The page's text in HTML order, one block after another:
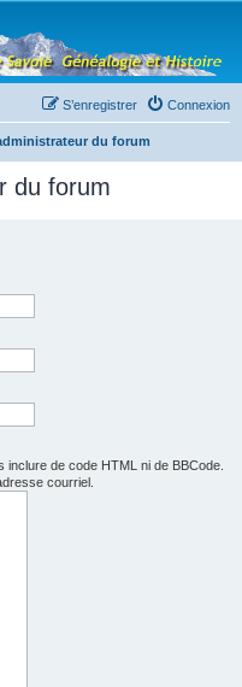
Connexion
S’enregistrer
du forum
du forum
de code HTML ni de BBCode.
courriel.